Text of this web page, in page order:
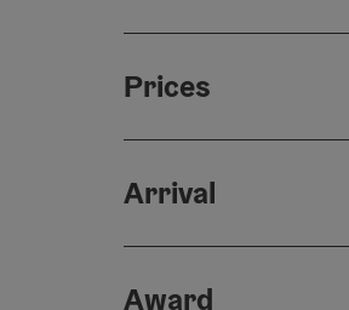
Prices
Arrival
Award